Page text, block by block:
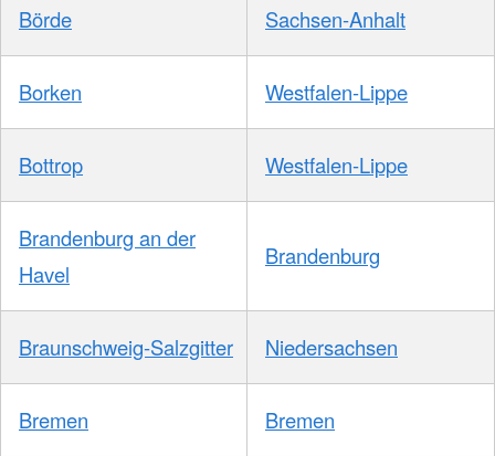
Börde Sachsen-Anhalt
Borken Westfalen-Lippe
Bottrop Westfalen-Lippe
Brandenburg an der
Havel
Brandenburg
Braunschweig-Salzgitter Niedersachsen
Bremen Bremen